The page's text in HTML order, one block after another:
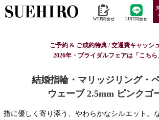
WEB問合せ LINE問合せ
ご予約 & ご成約特典 / 交通費キャッシ
2026年・ブライダルフェアは「こちら
結婚指輪・マリッジリング・
ウェーブ 2.5mm ピンクゴ
指に優しく寄り添う、やわらかなシルエット。